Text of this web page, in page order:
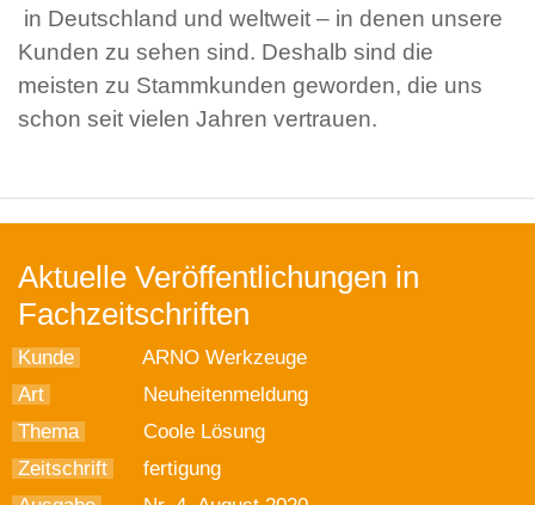
in Deutschland und weltweit – in denen unsere
Kunden zu sehen sind. Deshalb sind die
meisten zu Stammkunden geworden, die uns
schon seit vielen Jahren vertrauen.
Aktuelle Veröffentlichungen in
Fachzeitschriften
Kunde
ARNO Werkzeuge
Art
Neuheitenmeldung
Thema
Coole Lösung
Zeitschrift
fertigung